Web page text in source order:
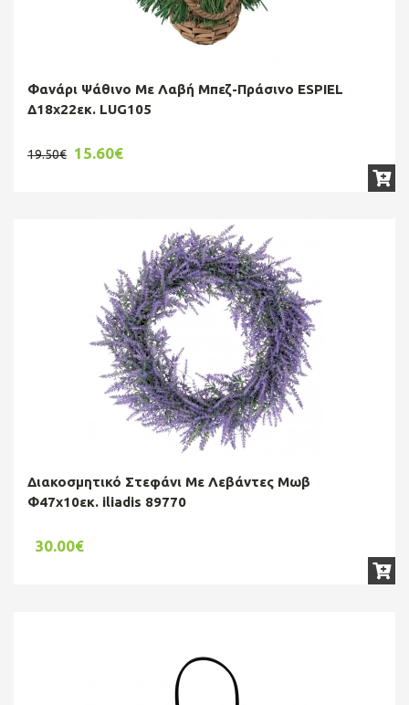
Φανάρι Ψάθινο Με Λαβή Μπεζ-Πράσινο ESPIEL
Δ18x22εκ. LUG105
19.50€ 15.60€
Διακοσμητικό Στεφάνι Με Λεβάντες Μωβ
Φ47x10εκ. iliadis 89770
30.00€